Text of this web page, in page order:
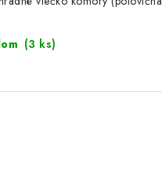
(3 ks)